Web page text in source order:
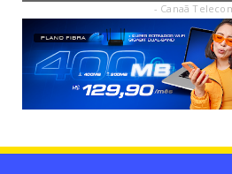
Com mais da metade
liderança ocupados
June 16, 2023
Paisagismo valoriza
- Canaã